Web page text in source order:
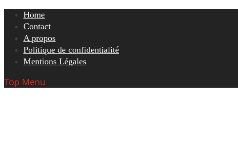
Skip
content
Home
Contact
A propos
Politique de confidentialité
Mentions Légales
Top Menu